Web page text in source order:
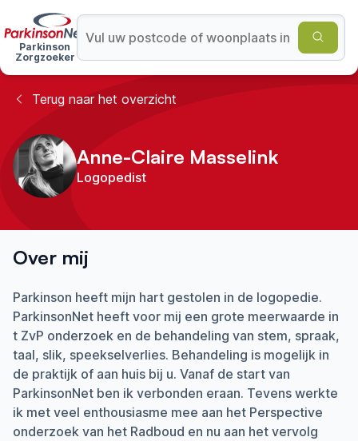
Parkinson
Zorgzoeker
Terug naar het overzicht
Anne-Claire Masselink
Logopedist
Over mij
Parkinson heeft mijn hart gestolen in de logopedie.
ParkinsonNet heeft voor mij een grote meerwaarde in
t ZvP onderzoek en de behandeling van stem, spraak,
taal, slik, speekselverlies. Behandeling is mogelijk in
de praktijk of aan huis bij u. Vanaf de start van
ParkinsonNet ben ik verbonden eraan. Tevens werkte
ik met veel enthousiasme mee aan het Perspective
onderzoek van het Radboud en nu aan het vervolg